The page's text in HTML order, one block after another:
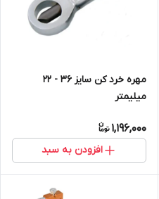
مهره خرد کن سایز 36 - 22
میلیمتر
1,196,000
افزودن به سبد